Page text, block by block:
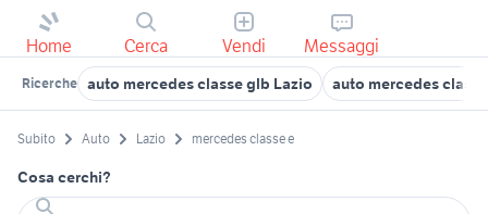
Home Cerca Vendi Messaggi
Ricerche auto mercedes classe glb Lazio auto mercedes
Subito Auto Lazio mercedes classe e
Cosa cerchi?